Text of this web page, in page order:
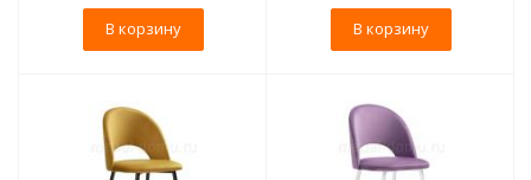
В корзину В корзину